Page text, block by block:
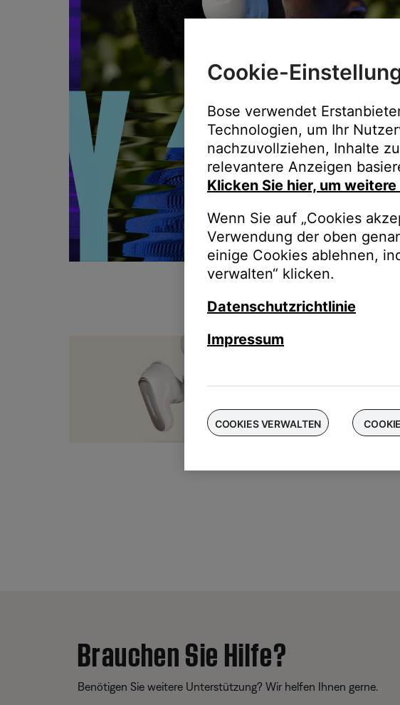
für die neuesten
Brauchen Sie Hilfe?
Benötigen Sie weitere Unterstützung? Wir helfen Ihnen gerne.
Cookie-
Bose verwendet
Technologien, um Ihr
nachzuvollziehen, Inhalte
relevantere Anzeigen
Klicken Sie hier, um
Wenn Sie auf „Cookies
Verwendung der oben
einige Cookies ablehnen,
verwalten“ klicken.
Datenschutzrichtlinie
Impressum
COOKIES VERWALTEN